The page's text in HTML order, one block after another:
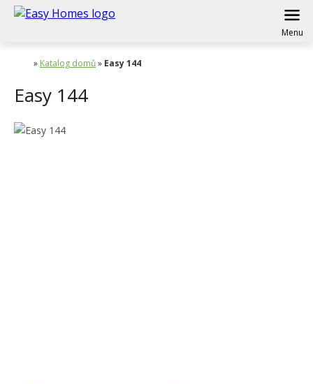
Menu
» Katalog domů» Easy 144
Easy 144